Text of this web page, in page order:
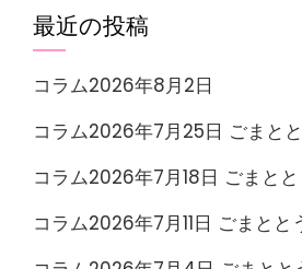
最近の投稿
コラム2026年8月2日
コラム2026年7月25日 ごまと
コラム2026年7月18日 ごまと
コラム2026年7月11日 ごまとと